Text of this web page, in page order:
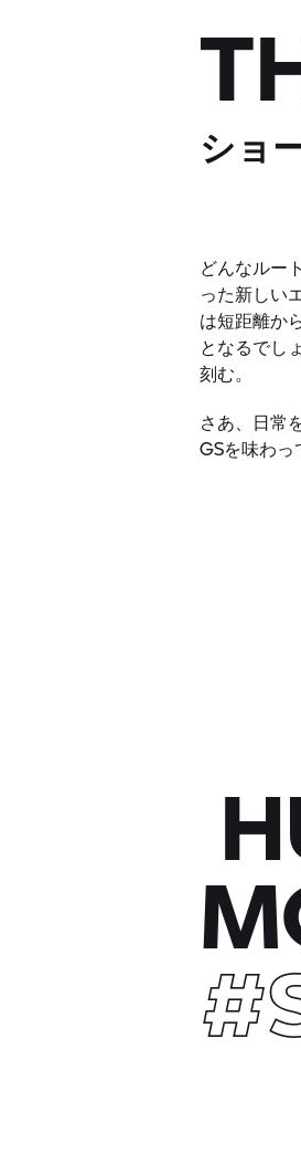
ショ
どんなルー
った新しい
は短距離か
となるでし
刻む。
さあ、日常
GSを味わっ